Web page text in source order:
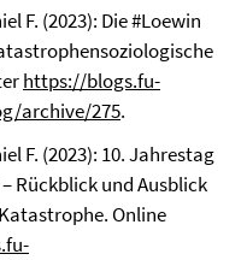
F. (2023): Die #Loewin
https://blogs.fu-
archive/275.
F. (2023): 10. Jahrestag
Rückblick und Ausblick
Online